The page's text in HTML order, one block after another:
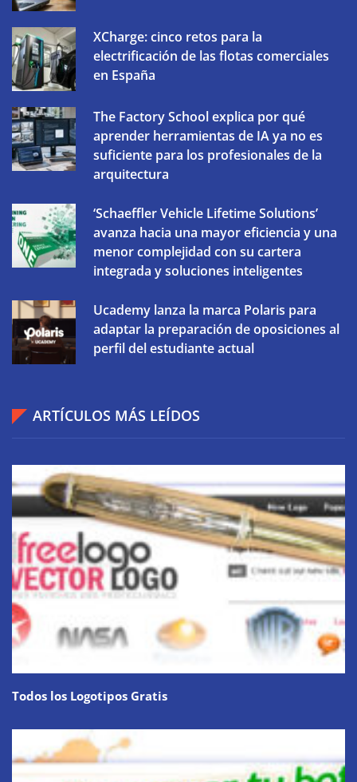
XCharge: cinco retos para la
electrificación de las flotas comerciales
en España
The Factory School explica por qué
aprender herramientas de IA ya no es
suficiente para los profesionales de la
arquitectura
‘Schaeffler Vehicle Lifetime Solutions’
avanza hacia una mayor eficiencia y una
menor complejidad con su cartera
integrada y soluciones inteligentes
Ucademy lanza la marca Polaris para
adaptar la preparación de oposiciones al
perfil del estudiante actual
ARTÍCULOS MÁS LEÍDOS
Todos los Logotipos Gratis